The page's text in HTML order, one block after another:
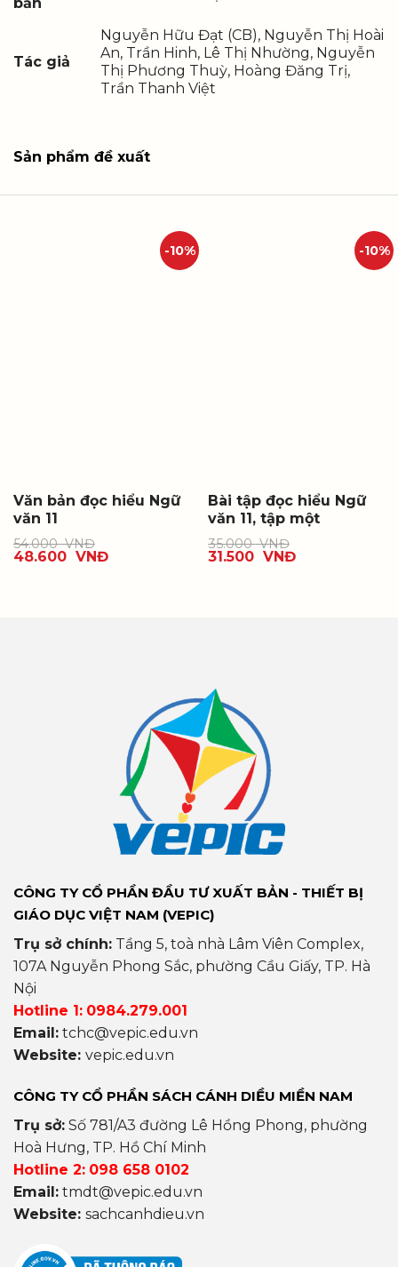
bản
Tác giả
Nguyễn Hữu Đạt (CB), Nguyễn Thị Hoài
An, Trần Hinh, Lê Thị Nhường, Nguyễn
Thị Phương Thuỳ, Hoàng Đăng Trị,
Trần Thanh Việt
Sản phẩm đề xuất
-10%
Văn bản đọc hiểu Ngữ
văn 11
54.000VNĐ
48.600 VNĐ
-10%
Bài tập đọc hiểu Ngữ
văn 11, tập một
35.000VNĐ
31.500 VNĐ
CÔNG TY CỔ PHẦN ĐẦU TƯ XUẤT BẢN - THIẾT BỊ
GIÁO DỤC VIỆT NAM (VEPIC)
Trụ sở chính: Tầng 5, toà nhà Lâm Viên Complex,
107A Nguyễn Phong Sắc, phường Cầu Giấy, TP. Hà
Nội
Hotline 1: 0984.279.001
Email: tchc@vepic.edu.vn
Website: vepic.edu.vn
CÔNG TY CỔ PHẦN SÁCH CÁNH DIỀU MIỀN NAM
Trụ sở: Số 781/A3 đường Lê Hồng Phong, phường
Hoà Hưng, TP. Hồ Chí Minh
Hotline 2: 098 658 0102
Email: tmdt@vepic.edu.vn
Website: sachcanhdieu.vn